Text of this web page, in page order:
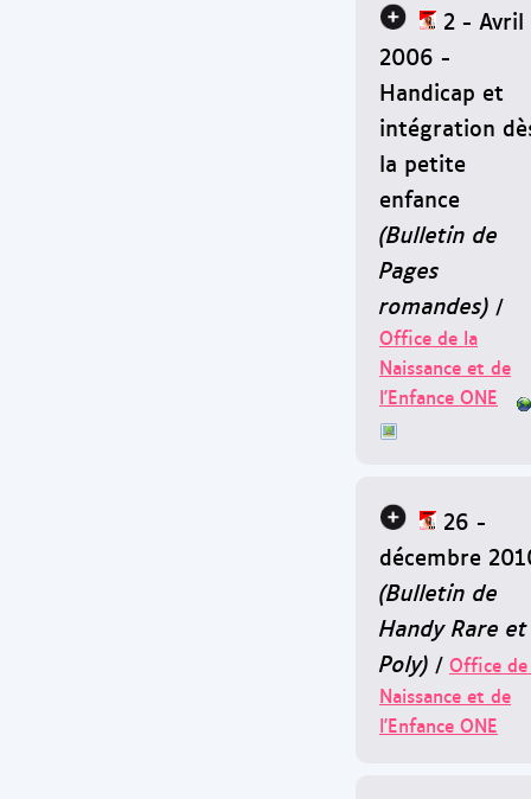
2 - Avril
2006 -
Handicap et
intégration
la petite
enfance
(Bulletin de
Pages
romandes) /
Office de la
Naissance et de
l'Enfance ONE
26 -
décembre
(Bulletin de
Handy Rare et
Poly) / Office
Naissance et de
l'Enfance ONE